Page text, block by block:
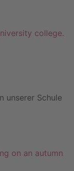
unserer Schule